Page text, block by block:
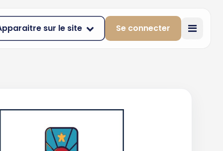
sur le site Se connecter